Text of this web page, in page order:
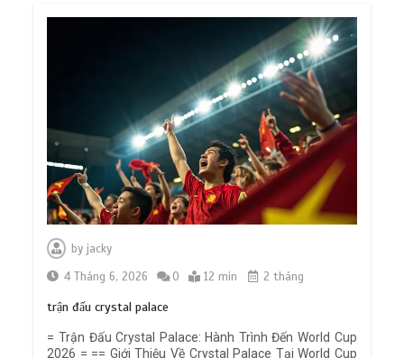
byjacky
4 Tháng 6, 2026
0 12 min 2 tháng
trận đấu crystal palace
= Trận Đấu Crystal Palace: Hành Trình Đến World Cup
2026 = == Giới Thiệu Về Crystal Palace Tại World Cup
Việt Nam – Timor Leste: Đối thủ tí hon